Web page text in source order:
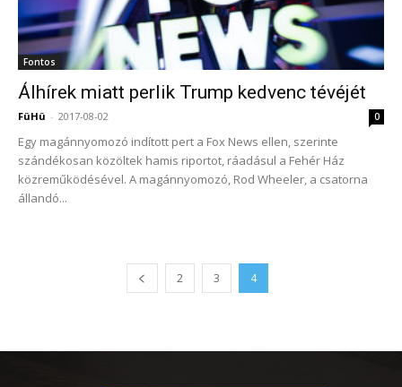
Fontos
Álhírek miatt perlik Trump kedvenc tévéjét
FüHü - 2017-08-02 0
Egy magánnyomozó indított pert a Fox News ellen, szerinte
szándékosan közöltek hamis riportot, ráadásul a Fehér Ház
közreműködésével. A magánnyomozó, Rod Wheeler, a csatorna
állandó...
2 3 4